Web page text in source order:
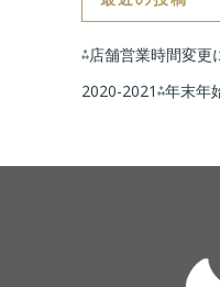
⁂店舗営業時間変更
2020-2021⁂年末年